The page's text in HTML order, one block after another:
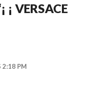
¡ ¡ VERSACE
2:18 PM